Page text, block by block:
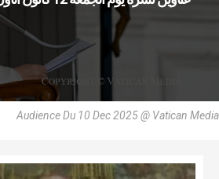
Audience Du 10 Dec 2025 @ Vatican Media